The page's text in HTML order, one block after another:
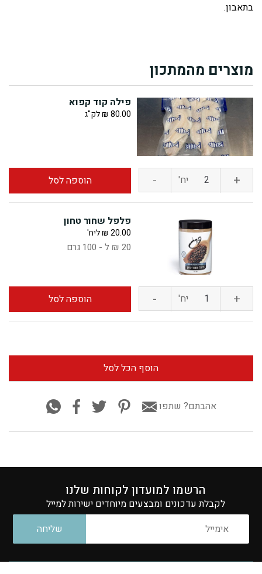
בתאבון.
מוצרים מהמתכון
פילה קוד קפוא
₪80.00 לק"ג
+
כמות
של
פילה
קוד
קפוא
יח' - הוספה לסל
פלפל שחור טחון
₪20.00 ליח'
20 ₪ ל - 100 גרם
+
כמות
של
יח' - הוספה לסל
הוסף הכל לסל
אהבתם? שתפו
הרשמו למועדון לקוחות שלנו
לקבלת עדכונים ומבצעים מיוחדים ישירות למייל